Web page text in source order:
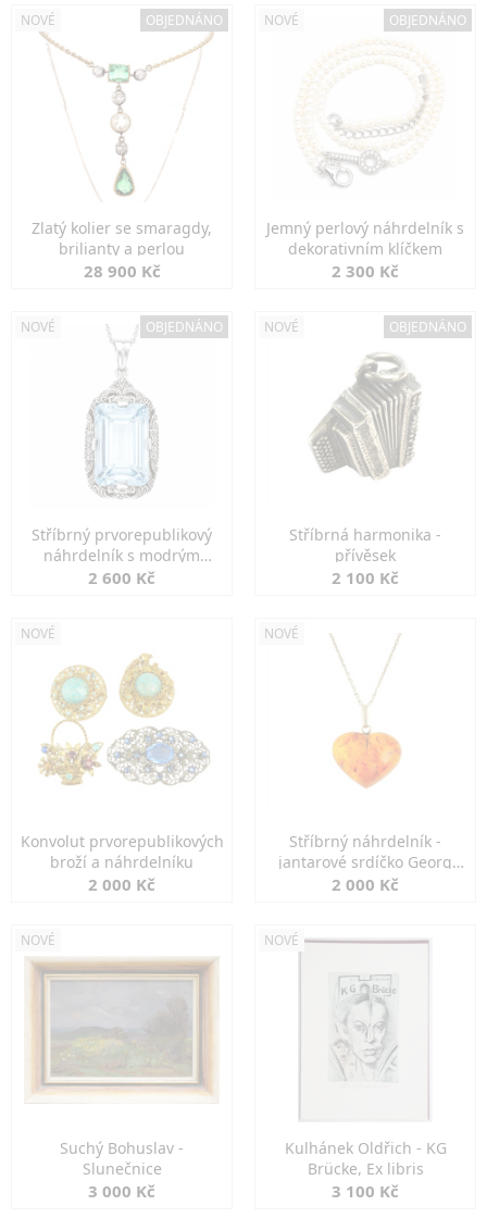
NOVÉ OBJEDNÁNO
Zlatý kolier se smaragdy,
brilianty a perlou
28 900 Kč
NOVÉ OBJEDNÁNO
Jemný perlový náhrdelník s
dekorativním klíčkem
2 300 Kč
NOVÉ OBJEDNÁNO
Stříbrný prvorepublikový
náhrdelník s modrým
spinelem
2 600 Kč
NOVÉ OBJEDNÁNO
Stříbrná harmonika -
přívěsek
2 100 Kč
NOVÉ
Konvolut prvorepublikových
broží a náhrdelníku
2 000 Kč
NOVÉ
Stříbrný náhrdelník -
jantarové srdíčko Georg
Kramer
2 000 Kč
NOVÉ
Suchý Bohuslav -
Slunečnice
3 000 Kč
NOVÉ
Kulhánek Oldřich - KG
Brücke, Ex libris
3 100 Kč